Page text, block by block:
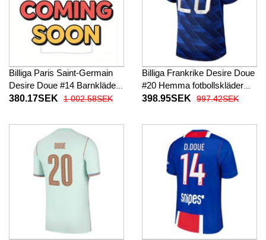
Billiga Paris Saint-Germain
Desire Doue #14 Barnkläder
Tredje fotbollskläder till baby
byxor)
380.17SEK 1 002.58SEK
Billiga Frankrike Desire Doue
#20 Hemma fotbollskläder
VM 2026 Kortärmad
398.95SEK 997.42SEK